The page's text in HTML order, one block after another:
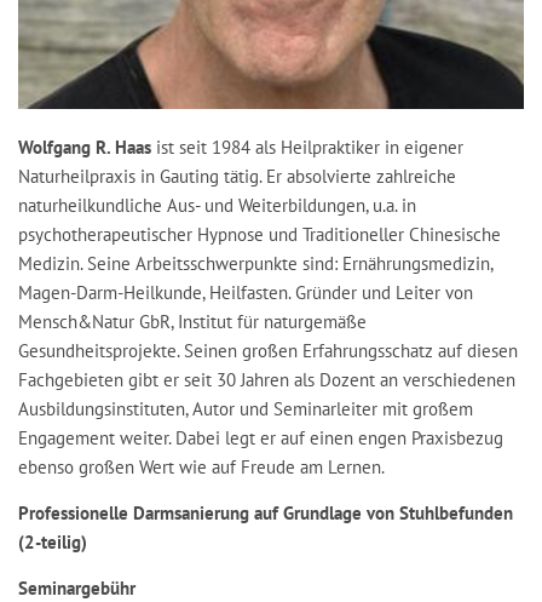
Wolfgang R. Haas ist seit 1984 als Heilpraktiker in eigener
Naturheilpraxis in Gauting tätig. Er absolvierte zahlreiche
naturheilkundliche Aus- und Weiterbildungen, u.a. in
psychotherapeutischer Hypnose und Traditioneller Chinesische
Medizin. Seine Arbeitsschwerpunkte sind: Ernährungsmedizin,
Magen-Darm-Heilkunde, Heilfasten. Gründer und Leiter von
Mensch&Natur GbR, Institut für naturgemäße
Gesundheitsprojekte. Seinen großen Erfahrungsschatz auf diesen
Fachgebieten gibt er seit 30 Jahren als Dozent an verschiedenen
Ausbildungsinstituten, Autor und Seminarleiter mit großem
Engagement weiter. Dabei legt er auf einen engen Praxisbezug
ebenso großen Wert wie auf Freude am Lernen.
Professionelle Darmsanierung auf Grundlage von Stuhlbefunden
(2-teilig)
Seminargebühr